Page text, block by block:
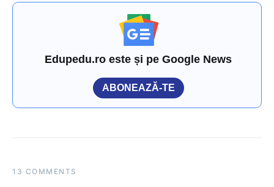
Edupedu.ro este și pe Google News
ABONEAZĂ-TE
13 COMMENTS